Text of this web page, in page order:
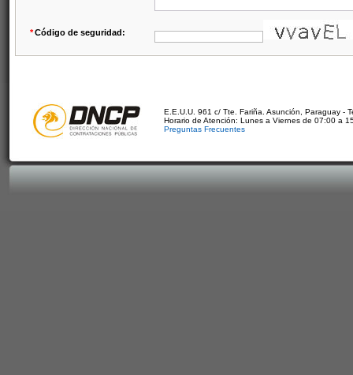
*Código de seguridad:
E.E.U.U. 961 c/ Tte. Fariña. Asunción, Paraguay -
Horario de Atención: Lunes a Viernes de 07:00 a
Preguntas Frecuentes